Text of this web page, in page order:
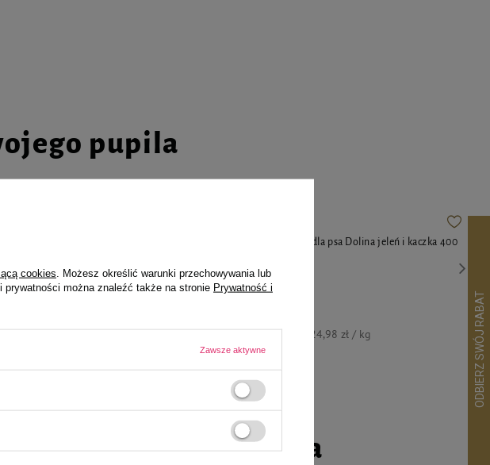
pupila
zł
Mokra karma dla psa Dolina jeleń i kaczka 400
9,99 zł 24,98 zł / kg
i Twojego czworonoga
cookies . Możesz określić warunki przechowywania lub
prywatności można znaleźć także na stronie Prywatność i
Zawsze aktywne